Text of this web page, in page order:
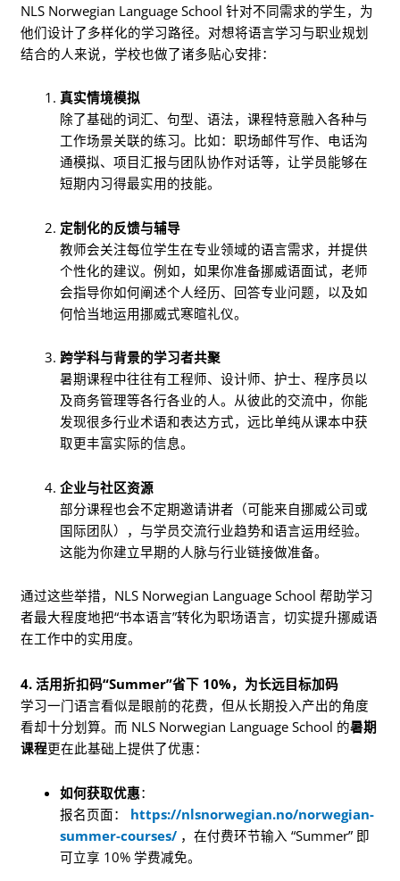
NLS Norwegian Language School 针对不同需求的学生，为
他们设计了多样化的学习路径。对想将语言学习与职业规划
结合的人来说，学校也做了诸多贴心安排：
真实情境模拟
除了基础的词汇、句型、语法，课程特意融入各种与
工作场景关联的练习。比如：职场邮件写作、电话沟
通模拟、项目汇报与团队协作对话等，让学员能够在
短期内习得最实用的技能。
定制化的反馈与辅导
教师会关注每位学生在专业领域的语言需求，并提供
个性化的建议。例如，如果你准备挪威语面试，老师
会指导你如何阐述个人经历、回答专业问题，以及如
何恰当地运用挪威式寒暄礼仪。
跨学科与背景的学习者共聚
暑期课程中往往有工程师、设计师、护士、程序员以
及商务管理等各行各业的人。从彼此的交流中，你能
发现很多行业术语和表达方式，远比单纯从课本中获
取更丰富实际的信息。
企业与社区资源
部分课程也会不定期邀请讲者（可能来自挪威公司或
国际团队），与学员交流行业趋势和语言运用经验。
这能为你建立早期的人脉与行业链接做准备。
通过这些举措，NLS Norwegian Language School 帮助学习
者最大程度地把“书本语言”转化为职场语言，切实提升挪威语
在工作中的实用度。
4. 活用折扣码“Summer”省下 10%，为长远目标加码
学习一门语言看似是眼前的花费，但从长期投入产出的角度
看却十分划算。而 NLS Norwegian Language School 的暑期
课程更在此基础上提供了优惠：
如何获取优惠：
报名页面： https://nlsnorwegian.no/norwegian-
summer-courses/ ，在付费环节输入 “Summer” 即
可立享 10% 学费减免。